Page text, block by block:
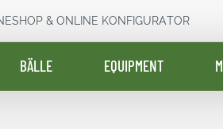
& ONLINE KONFIGURATOR
BÄLLE EQUIPMENT